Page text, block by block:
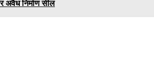
अवैध निर्माण सील